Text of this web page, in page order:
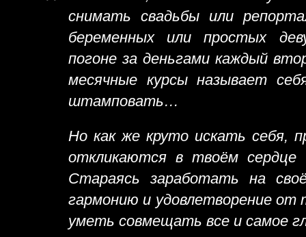
снимать свадьбы или
беременных или простых
погоне за деньгами каждый
месячные курсы называет
штамповать…
Но как же круто искать себя,
откликаются в твоём
Стараясь заработать на
гармонию и удовлетворение от
уметь совмещать все и самое